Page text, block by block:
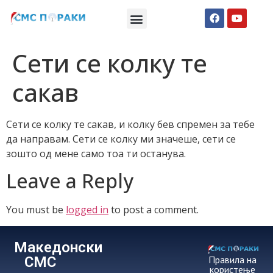
Сети се колку те
сакав
Сети се колку те сакав, и колку бев спремен за тебе
да направам. Сети се колку ми значеше, сети се
зошто од мене само тоа ти останува.
Leave a Reply
You must be logged in to post a comment.
Македонски
СМС
Правила на
користење